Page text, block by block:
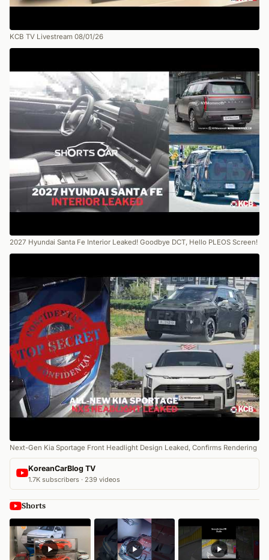
KCB TV Livestream 08/01/26
2027 Hyundai Santa Fe Interior Leaked! Goodbye DCT, Hello PLEOS Screen!
Next-Gen Kia Sportage Front Headlight Design Leaked, Confirms Rendering
KoreanCarBlog TV
1.7K subscribers · 239 videos
Shorts